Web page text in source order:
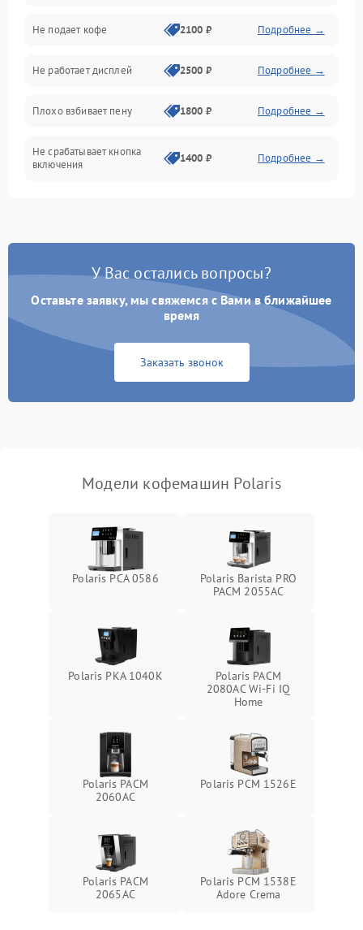
Проблемы с капучинатором и паром
Управление и электроника
Программное обеспечение
Не подает кофе 2100 ₽ Подробнее →
Не работает дисплей 2500 ₽ Подробнее →
Плохо взбивает пену 1800 ₽ Подробнее →
Не срабатывает кнопка
включения
1400 ₽ Подробнее →
Постоянные сбои в работе 1500 ₽ Подробнее →
У Вас остались вопросы?
Оставьте заявку, мы свяжемся с Вами в ближайшее
время
Заказать звонок
Модели кофемашин Polaris
Polaris PCA 0586
Polaris Barista PRO
PACM 2055AC
Polaris PKA 1040K
Polaris PACM
2080AC Wi-Fi IQ
Home
Polaris PACM
2060AC
Polaris PCM 1526E
Polaris PACM
2065AC
Polaris PCM 1538E
Adore Crema